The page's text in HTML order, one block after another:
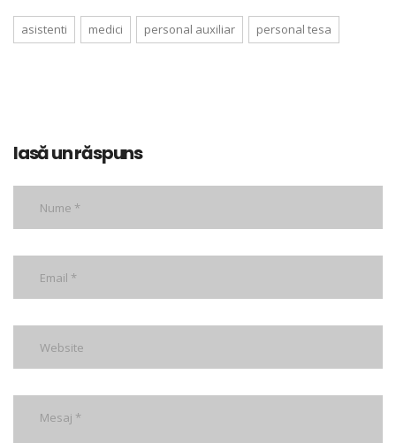
asistenti medici personal auxiliar personal tesa
lasă un răspuns